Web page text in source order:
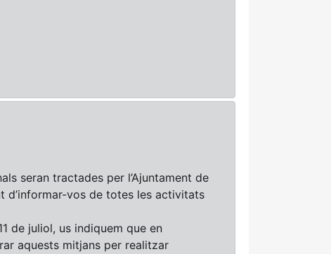
seran tractades per l’Ajuntament de
d’informar-vos de totes les activitats
de juliol, us indiquem que en
aquests mitjans per realitzar